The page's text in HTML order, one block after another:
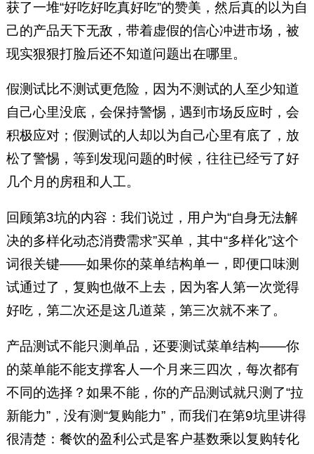
获了一堆“好吃好吃真好吃”的赞美，然后真的以为自
己的产品天下无敌，带着虚假的信心冲进市场，被
现实狠狠打脸后还不知道问题出在哪里。
假测试比不测试更危险，因为不测试的人至少知道
自己心里没底，会保持警惕，遇到市场反应时，会
积极应对；假测试的人却以为自己心里有底了，放
松了警惕，等到发现问题的时候，往往已经亏了好
几个月的房租和人工。
回顾第3坑的内容：我们说过，用户为“自身无法解
决的多样化动态消费需求”买单，其中“多样化”这个
词很关键——如果你的菜单结构单一，即便口味测
试通过了，复购也做不上去，因为客人第一次觉得
好吃，第二次还是这几道菜，第三次就不来了。
产品测试不能只测单品，还要测试菜单结构——你
的菜单能不能支撑客人一个月来三四次，每次都有
不同的选择？如果不能，你的产品测试就只测了“拉
新能力”，没有测“复购能力”，而我们在第9坑里讲得
很清楚：餐饮的盈利公式是客户基数乘以复购转化